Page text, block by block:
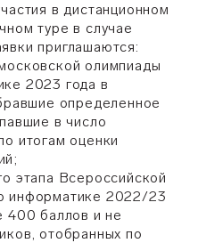
в дистанционном
туре в случае
приглашаются:
олимпиады
2023 года в
определенное
в число
итогам оценки
этапа Всероссийской
информатике 2022/23
400 баллов и не
отобранных по